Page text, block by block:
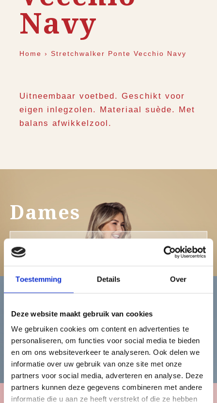
Toestemming Details Over
Deze website maakt gebruik van cookies
We gebruiken cookies om content en advertenties te
personaliseren, om functies voor social media te bieden
en om ons websiteverkeer te analyseren. Ook delen we
informatie over uw gebruik van onze site met onze
partners voor social media, adverteren en analyse. Deze
partners kunnen deze gegevens combineren met andere
informatie die u aan ze heeft verstrekt of die ze hebben
Navy
Home › Stretchwalker Ponte Vecchio Navy
Uitneembaar voetbed. Geschikt voor
eigen inlegzolen. Materiaal suède. Met
balans afwikkelzool.
Dames
Bekijk de damescollectie
Heren
Bekijk de herencollectie